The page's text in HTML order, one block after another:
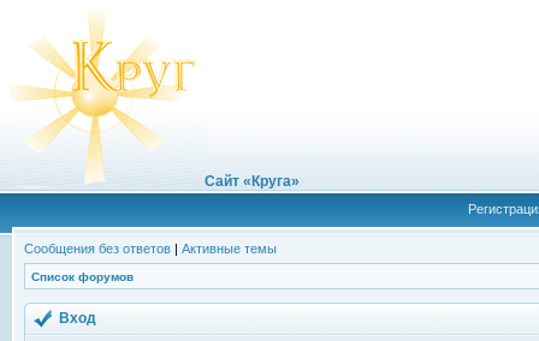
Сайт «Круга»
Сообщения без ответов | Активные темы
Список форумов
Вход